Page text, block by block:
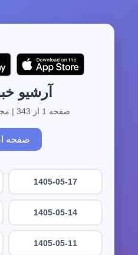
آرشیو
صفحه 1 از 343 | مجموع 3425 آرشیو
صفحه
1405-05-17
1405-05-14
1405-05-11